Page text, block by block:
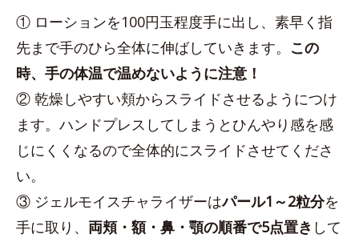
① ローションを100円玉程度手に出し、素早く指
先まで手のひら全体に伸ばしていきます。 この
時、手の体温で温めないように注意！
② 乾燥しやすい頬からスライドさせるようにつけ
ます。ハンドプレスしてしまうとひんやり感を感
じにくくなるので全体的にスライドさせてくださ
い。
③ ジェルモイスチャライザーはパール1～2粒分を
手に取り、 両頬・額・鼻・顎の順番で5点置き して